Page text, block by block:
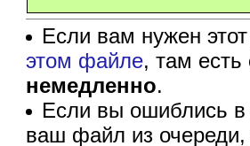
Если вам нужен
этом файле, там есть
немедленно.
Если вы ошиблись в
ваш файл из очереди,